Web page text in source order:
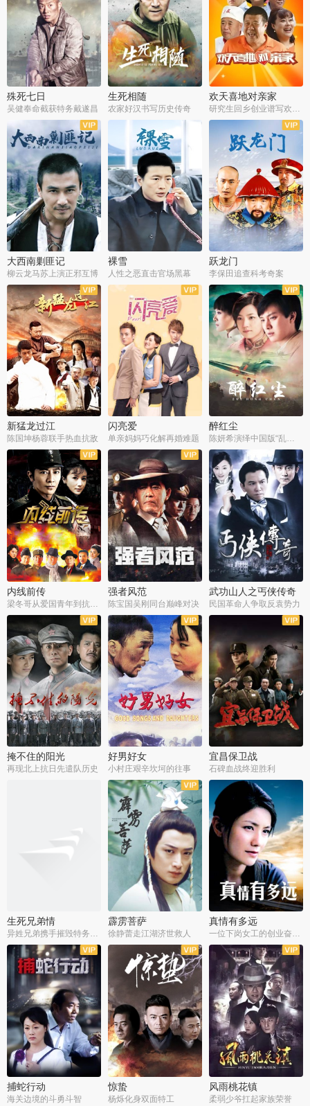
殊死七日
吴健奉命截获特务戴遂昌
生死相随
农家好汉书写历史传奇
欢天喜地对亲家
大西南剿匪记
柳云龙马苏上演正邪互博
全21集
裸雪
人性之恶直击官场黑幕
全30集
跃龙门
李保田追查科考奇案
全36集
新猛龙过江
陈国坤杨蓉联手热血抗敌
全37集
闪亮爱
单亲妈妈巧化解再婚难题
全30集
醉红尘
陈妍希演绎中国版“乱世佳人”
全30集
内线前传
全30集
强者风范
陈宝国吴刚同台巅峰对决
全30集
武功山人之丐侠传奇
民国革命人争取反袁势力
全38集
掩不住的阳光
再现北上抗日先遣队历史
全9集
好男好女
小村庄艰辛坎坷的往事
全35集
宜昌保卫战
石碑血战终迎胜利
生死兄弟情
异姓兄弟携手摧毁特务阴谋
全40集
霹雳菩萨
徐静蕾走江湖济世救人
全25集
真情有多远
一位下岗女工的创业奋斗史
全22集
捕蛇行动
海关边境的斗勇斗智
全39集
惊蛰
杨烁化身双面特工
全36集
风雨桃花镇
柔弱少爷扛起家族荣誉